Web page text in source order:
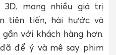
mang nhiều giá trị
tiên tiến, hài hước và
với khách hàng hơn.
để ý và mê say phim